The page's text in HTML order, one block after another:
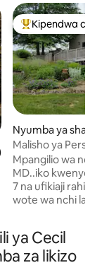
wastani wa 4.96
Kipendwa
Kipendwa cha
Nyumba ya
North East
Malisho ya
Mpangilio wa
MD..iko kwenye
7 na ufikiaji rahisi wa I95.
wote wa nchi
Nyumba pia iko
kutoka Eneo la
ya Cecil
za likizo